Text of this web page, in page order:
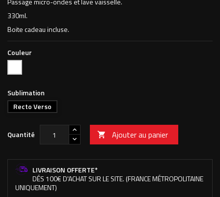
330ml.
Boite cadeau incluse.
Couleur
Sublimation
Recto Verso
Quantité  Ajouter au panier
LIVRAISON OFFERTE*
DÉS 100€ D'ACHAT SUR LE SITE. (FRANCE MÉTROPOLITAINE
UNIQUEMENT)